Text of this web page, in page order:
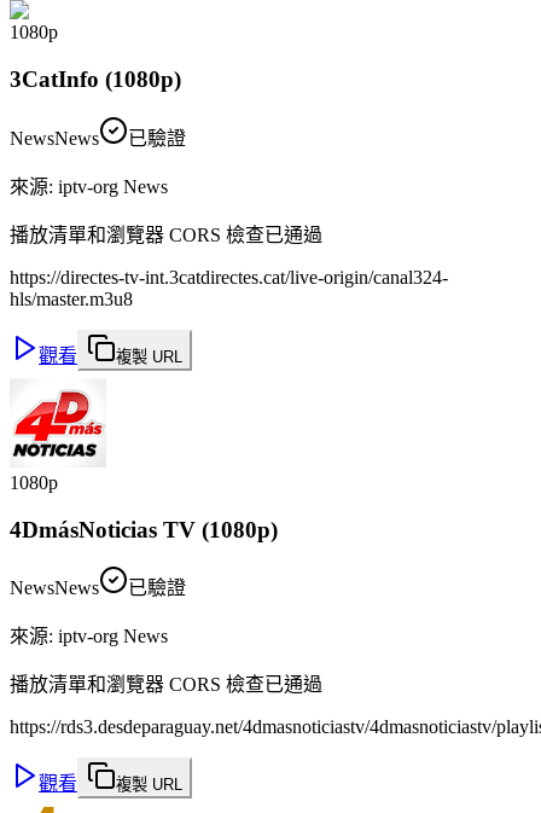
1080p
3CatInfo (1080p)
NewsNews 已驗證
來源: iptv-org News
播放清單和瀏覽器 CORS 檢查已通過
https://directes-tv-int.3catdirectes.cat/live-origin/canal324-
hls/master.m3u8
觀看 複製 URL
1080p
4DmásNoticias TV (1080p)
NewsNews 已驗證
來源: iptv-org News
播放清單和瀏覽器 CORS 檢查已通過
https://rds3.desdeparaguay.net/4dmasnoticiastv/4dmasnoticiastv/
觀看 複製 URL